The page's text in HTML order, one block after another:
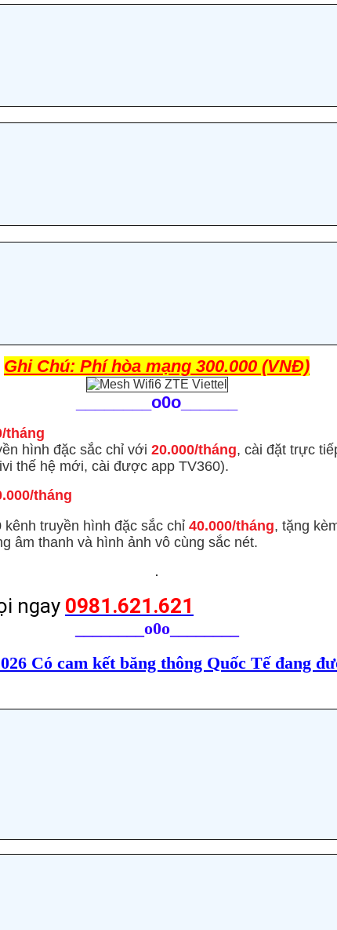
Ghi Chú: Phí hòa mạng 300.000 (VNĐ)
o0o______
tháng
hình đặc sắc chỉ với 20.000/tháng, cài đặt trực
thế hệ mới, cài được app TV360).
tháng
truyền hình đặc sắc chỉ 40.000/tháng, tặng
âm thanh và hình ảnh vô cùng sắc nét.
ngay 0981.621.621
o0o________
Có cam kết băng thông Quốc Tế đang